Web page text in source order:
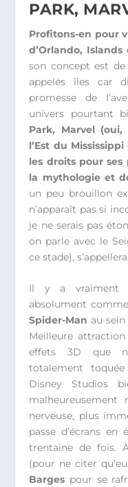
PARK,
Profitons-en pour
d’Orlando,
son concept est
appelés îles car
promesse de
univers pourtant
Park, Marvel
l’Est du
les droits pour ses
la mythologie et
un peu brouillon
n’apparaît pas si
je ne serais pas
on parle avec le
ce stade),
Il y a vraiment
absolument
Spider-Man au
Meilleure
effets 3D que
totalement
Disney Studios
nerveuse, plus
passe d’écrans
trentaine de fois.
(pour ne citer
Barges pour se